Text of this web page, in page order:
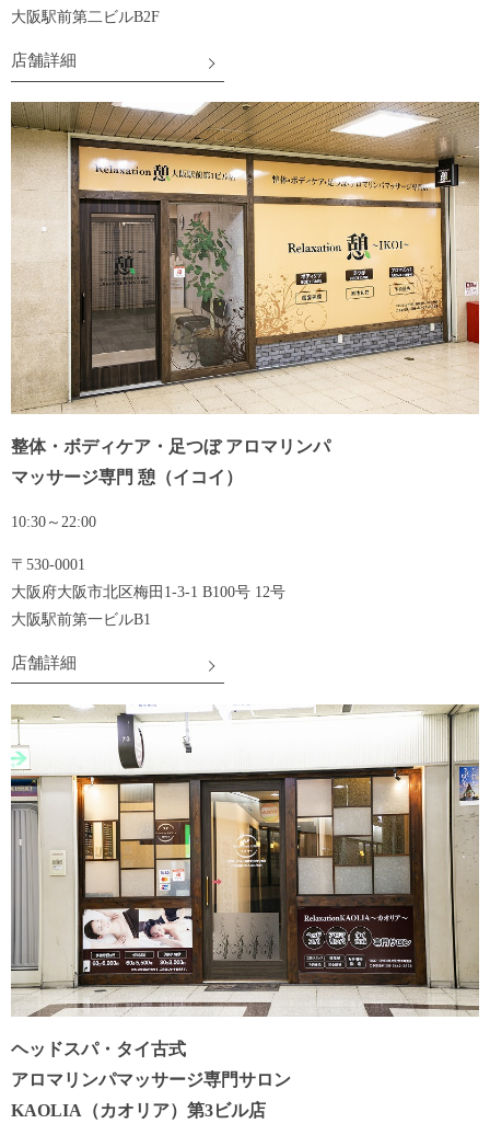
大阪駅前第二ビルB2F
店舗詳細
整体・ボディケア・足つぼ アロマリンパ
マッサージ専門 憩 （イコイ）
10:30～22:00
〒530-0001
大阪府大阪市北区梅田1-3-1 B100号 12号
大阪駅前第一ビルB1
店舗詳細
ヘッドスパ・タイ古式
アロマリンパマッサージ専門サロン
KAOLIA（カオリア）第3ビル店